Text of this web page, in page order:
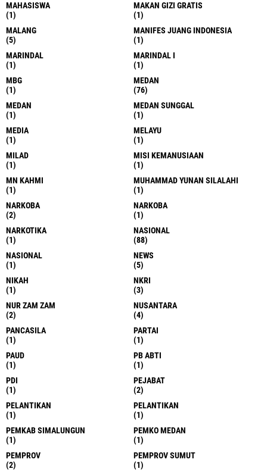
MAHASISWA
(1)
MAKAN GIZI GRATIS
(1)
MALANG
(5)
MANIFES JUANG INDONESIA
(1)
MARINDAL
(1)
MARINDAL I
(1)
MBG
(1)
MEDAN
(76)
MEDAN
(1)
MEDAN SUNGGAL
(1)
MEDIA
(1)
MELAYU
(1)
MILAD
(1)
MISI KEMANUSIAAN
(1)
MN KAHMI
(1)
MUHAMMAD YUNAN SILALAHI
(1)
NARKOBA
(2)
NARKOBA
(1)
NARKOTIKA
(1)
NASIONAL
(88)
NASIONAL
(1)
NEWS
(5)
NIKAH
(1)
NKRI
(3)
NUR ZAM ZAM
(2)
NUSANTARA
(4)
PANCASILA
(1)
PARTAI
(1)
PAUD
(1)
PB ABTI
(1)
PDI
(1)
PEJABAT
(2)
PELANTIKAN
(1)
PELANTIKAN
(1)
PEMKAB SIMALUNGUN
(1)
PEMKO MEDAN
(1)
PEMPROV
(2)
PEMPROV SUMUT
(1)